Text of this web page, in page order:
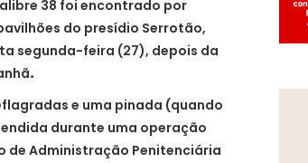
38 foi encontrado por
do presídio Serrotão,
segunda-feira (27), depois da
.
e uma pinada (quando
durante uma operação
de Administração Penitenciária